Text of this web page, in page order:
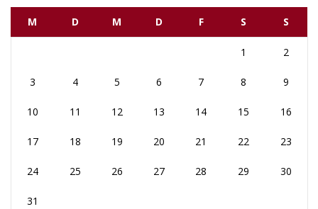
M D M D F S S
1 2
3 4 5 6 7 8 9
10 11 12 13 14 15 16
17 18 19 20 21 22 23
24 25 26 27 28 29 30
31